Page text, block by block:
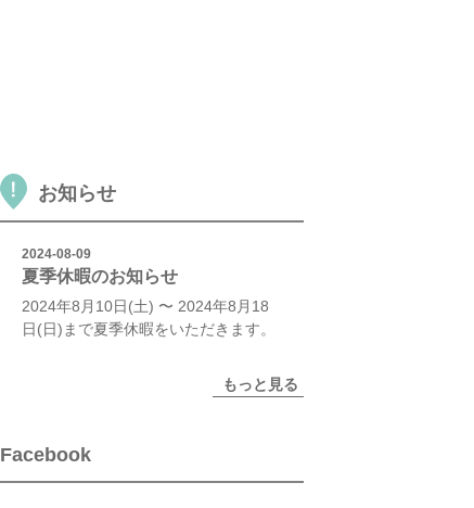
お知らせ
2024-08-09
夏季休暇のお知らせ
2024年8月10日(土) 〜 2024年8月18
日(日)まで夏季休暇をいただきます。
もっと見る
Facebook